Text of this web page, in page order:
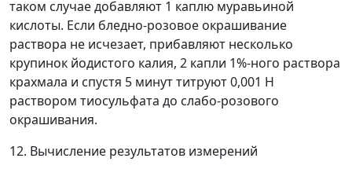
таком случае добавляют 1 каплю муравьиной
кислоты. Если бледно-розовое окрашивание
раствора не исчезает, прибавляют несколько
крупинок йодистого калия, 2 капли 1%-ного раствора
крахмала и спустя 5 минут титруют 0,001 Н
раствором тиосульфата до слабо-розового
окрашивания.
12. Вычисление результатов измерений